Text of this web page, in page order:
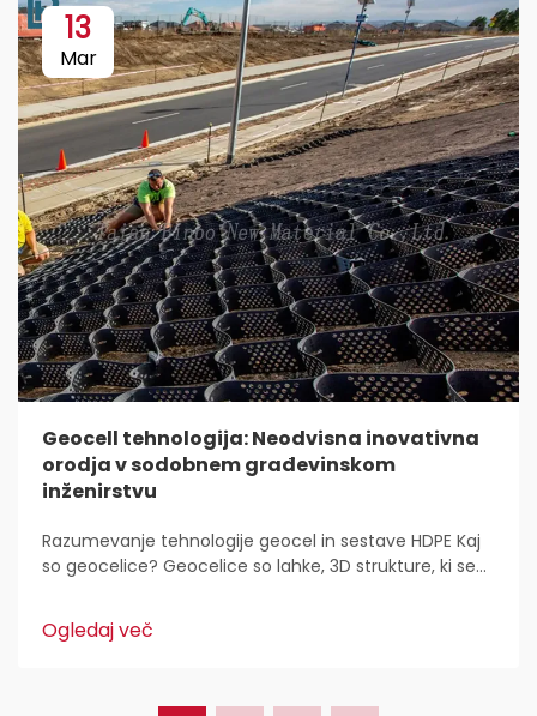
13
Mar
Geocell tehnologija: Neodvisna inovativna
orodja v sodobnem građevinskom
inženirstvu
Razumevanje tehnologije geocel in sestave HDPE Kaj
so geocelice? Geocelice so lahke, 3D strukture, ki se
gradbeništvu. Inženirji civilne zaščite jih imajo radi,
ker...
Ogledaj več